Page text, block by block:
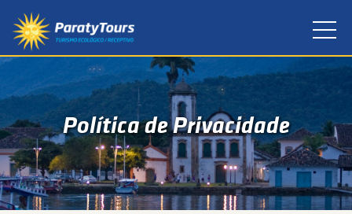
Política de Privacidade